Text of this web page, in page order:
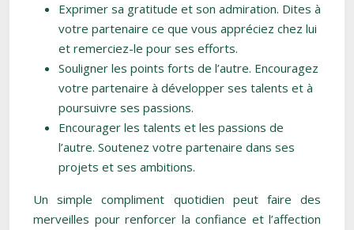
Exprimer sa gratitude et son admiration. Dites à
votre partenaire ce que vous appréciez chez lui
et remerciez-le pour ses efforts.
Souligner les points forts de l’autre. Encouragez
votre partenaire à développer ses talents et à
poursuivre ses passions.
Encourager les talents et les passions de
l’autre. Soutenez votre partenaire dans ses
projets et ses ambitions.
Un simple compliment quotidien peut faire des
merveilles pour renforcer la confiance et l’affection